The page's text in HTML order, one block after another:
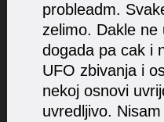
probleadm.
zelimo. Dakle
dogada pa cak i
UFO zbivanja i
nekoj osnovi
uvredljivo.